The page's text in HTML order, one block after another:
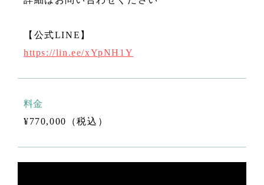
【公式LINE】
https://lin.ee/xYpNH1Y
料金
¥770,000（税込）